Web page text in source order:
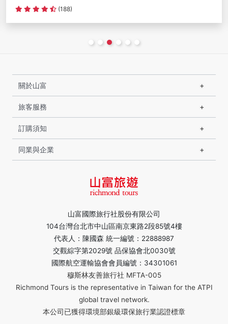
(188)
山富國際旅行社股份有限公司
104台灣台北市中山區南京東路2段85號4樓
代表人：陳國森 統一編號：22888987
交觀綜字第2029號 品保協會北0030號
國際航空運輸協會會員編號：34301061
穆斯林友善旅行社 MFTA-005
Richmond Tours is the representative in Taiwan for the ATPI
global travel network.
本公司已獲得環境部銀級環保旅行業認證標章
關於山富
旅客服務
訂購須知
同業與企業